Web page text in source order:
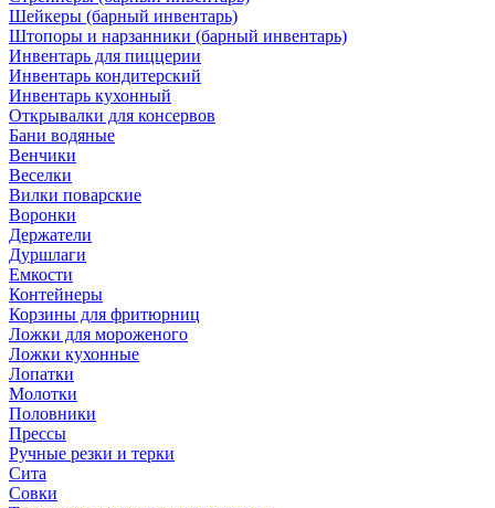
Шейкеры (барный инвентарь)
Штопоры и нарзанники (барный инвентарь)
Инвентарь для пиццерии
Инвентарь кондитерский
Инвентарь кухонный
Открывалки для консервов
Бани водяные
Венчики
Веселки
Вилки поварские
Воронки
Держатели
Дуршлаги
Емкости
Контейнеры
Корзины для фритюрниц
Ложки для мороженого
Ложки кухонные
Лопатки
Молотки
Половники
Прессы
Ручные резки и терки
Сита
Совки